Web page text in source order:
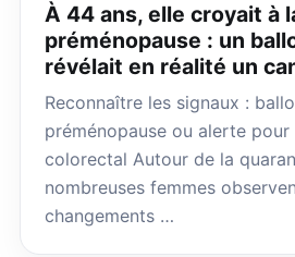
À 44 ans, elle croyait à
préménopause : un
révélait en réalité un
Reconnaître les signaux :
préménopause ou alerte pour
colorectal Autour de la
nombreuses femmes
changements …